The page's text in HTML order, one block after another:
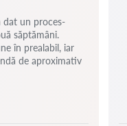
dat un proces-
săptămâni.
în prealabil, iar
de aproximativ